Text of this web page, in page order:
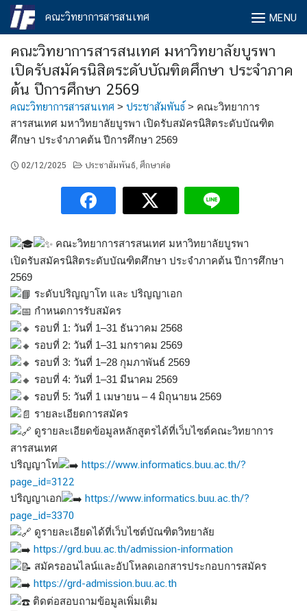
Skip
คณะวิทยาการสารสนเทศ MENU
คณะวิทยาการสารสนเทศ มหาวิทยาลัยบูรพา
เปิดรับสมัครนิสิตระดับบัณฑิตศึกษา ประจำภาค
ต้น ปีการศึกษา 2569
คณะวิทยาการสารสนเทศ > ประชาสัมพันธ์ > คณะวิทยาการ
สารสนเทศ มหาวิทยาลัยบูรพา เปิดรับสมัครนิสิตระดับบัณฑิต
ศึกษา ประจำภาคต้น ปีการศึกษา 2569
02/12/2025 ประชาสัมพันธ์, ศึกษาต่อ
คณะวิทยาการสารสนเทศ มหาวิทยาลัยบูรพา
เปิดรับสมัครนิสิตระดับบัณฑิตศึกษา ประจำภาคต้น ปีการศึกษา
2569
ระดับปริญญาโท และ ปริญญาเอก
กำหนดการรับสมัคร
รอบที่ 1: วันที่ 1–31 ธันวาคม 2568
รอบที่ 2: วันที่ 1–31 มกราคม 2569
รอบที่ 3: วันที่ 1–28 กุมภาพันธ์ 2569
รอบที่ 4: วันที่ 1–31 มีนาคม 2569
รอบที่ 5: วันที่ 1 เมษายน – 4 มิถุนายน 2569
รายละเอียดการสมัคร
ดูรายละเอียดข้อมูลหลักสูตรได้ที่เว็บไซต์คณะวิทยาการ
สารสนเทศ
ปริญญาโท
https://www.informatics.buu.ac.th/?
page_id=3122
ปริญญาเอก
https://www.informatics.buu.ac.th/?
page_id=3370
ดูรายละเอียดได้ที่เว็บไซต์บัณฑิตวิทยาลัย
https://grd.buu.ac.th/admission-information
สมัครออนไลน์และอัปโหลดเอกสารประกอบการสมัคร
https://grd-admission.buu.ac.th
ติดต่อสอบถามข้อมูลเพิ่มเติม